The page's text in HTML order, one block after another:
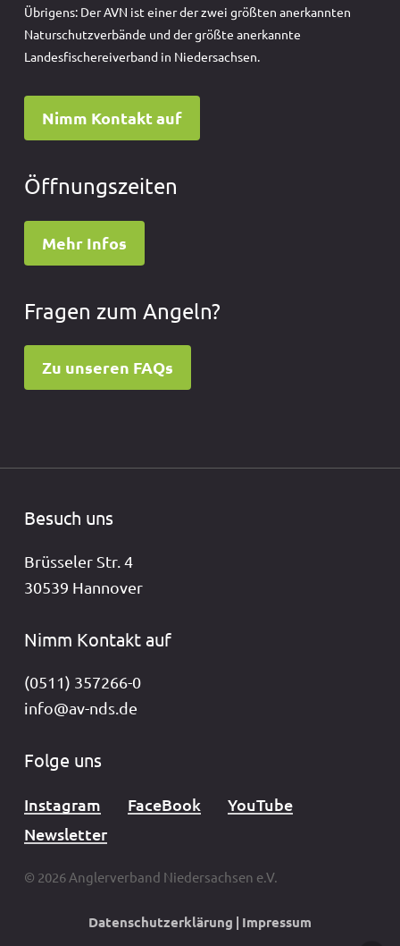
Übrigens: Der AVN ist einer der zwei größten anerkannten
Naturschutzverbände und der größte anerkannte
Landesfischereiverband in Niedersachsen.
Nimm Kontakt auf
Öffnungszeiten
Mehr Infos
Fragen zum Angeln?
Zu unseren FAQs
Besuch uns
Brüsseler Str. 4
30539 Hannover
Nimm Kontakt auf
(0511) 357266-0
info@av-nds.de
Folge uns
Instagram FaceBook
YouTube
Newsletter
© 2026 Anglerverband Niedersachsen e.V.
Datenschutzerklärung | Impressum